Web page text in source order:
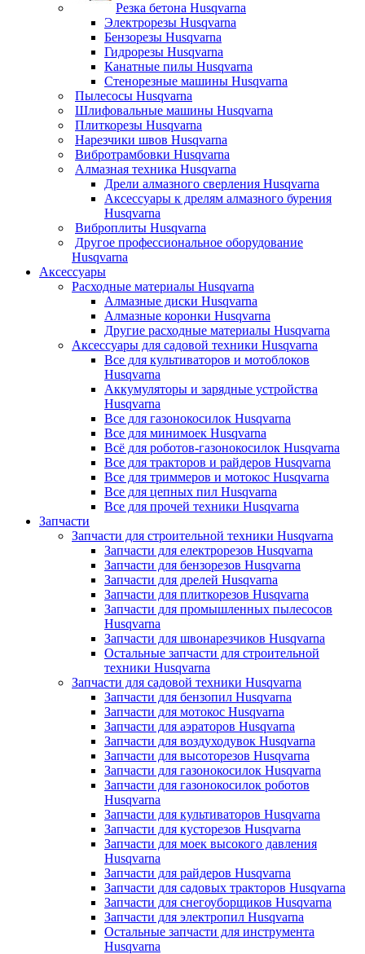
Резка бетона Husqvarna
Электрорезы Husqvarna
Бензорезы Husqvarna
Гидрорезы Husqvarna
Канатные пилы Husqvarna
Стенорезные машины Husqvarna
Пылесосы Husqvarna
Шлифовальные машины Husqvarna
Плиткорезы Husqvarna
Нарезчики швов Husqvarna
Вибротрамбовки Husqvarna
Алмазная техника Husqvarna
Дрели алмазного сверления Husqvarna
Аксессуары к дрелям алмазного бурения
Husqvarna
Виброплиты Husqvarna
Другое профессиональное оборудование
Husqvarna
Аксессуары
Расходные материалы Husqvarna
Алмазные диски Husqvarna
Алмазные коронки Husqvarna
Другие расходные материалы Husqvarna
Аксессуары для садовой техники Husqvarna
Все для культиваторов и мотоблоков
Husqvarna
Аккумуляторы и зарядные устройства
Husqvarna
Все для газонокосилок Husqvarna
Все для минимоек Husqvarna
Всё для роботов-газонокосилок Husqvarna
Все для тракторов и райдеров Husqvarna
Все для триммеров и мотокос Husqvarna
Все для цепных пил Husqvarna
Все для прочей техники Husqvarna
Запчасти
Запчасти для строительной техники Husqvarna
Запчасти для електрорезов Husqvarna
Запчасти для бензорезов Husqvarna
Запчасти для дрелей Husqvarna
Запчасти для плиткорезов Husqvarna
Запчасти для промышленных пылесосов
Husqvarna
Запчасти для швонарезчиков Husqvarna
Остальные запчасти для строительной
техники Husqvarna
Запчасти для садовой техники Husqvarna
Запчасти для бензопил Husqvarna
Запчасти для мотокос Husqvarna
Запчасти для аэраторов Husqvarna
Запчасти для воздуходувок Husqvarna
Запчасти для высоторезов Husqvarna
Запчасти для газонокосилок Husqvarna
Запчасти для газонокосилок роботов
Husqvarna
Запчасти для культиваторов Husqvarna
Запчасти для кусторезов Husqvarna
Запчасти для моек высокого давления
Husqvarna
Запчасти для райдеров Husqvarna
Запчасти для садовых тракторов Husqvarna
Запчасти для снегоуборщиков Husqvarna
Запчасти для электропил Husqvarna
Остальные запчасти для инструмента
Husqvarna